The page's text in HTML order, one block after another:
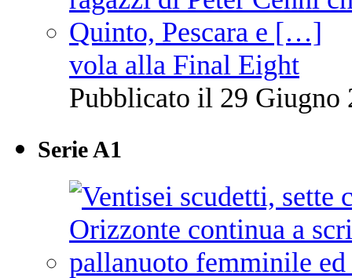
vola alla Final Eight
Pubblicato il 29 Giugno
Serie A1